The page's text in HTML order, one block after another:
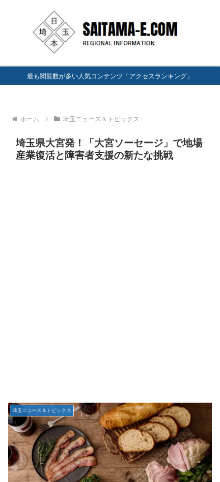
最も閲覧数が多い人気コンテンツ「アクセスランキング」
ホーム 埼玉ニュース＆トピックス
埼玉県大宮発！「大宮ソーセージ」で地場
産業復活と障害者支援の新たな挑戦
埼玉ニュース＆トピックス